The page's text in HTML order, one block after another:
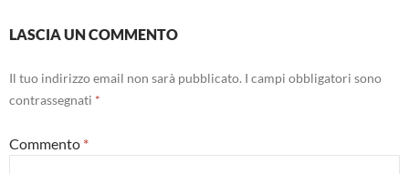
LASCIA UN COMMENTO
Il tuo indirizzo email non sarà pubblicato. I campi obbligatori sono
contrassegnati *
Commento *